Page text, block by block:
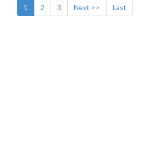
1 2 3 Next >> Last